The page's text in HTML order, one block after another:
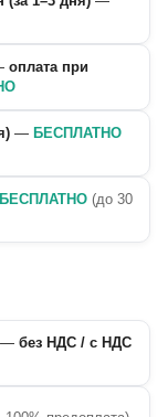
оплата при
— БЕСПЛАТНО
БЕСПЛАТНО (до 30
— без НДС / с НДС